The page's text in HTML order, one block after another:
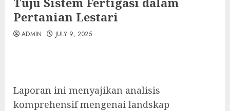
Pertanian Lestari
ADMIN JULY 9, 2025
Laporan ini menyajikan analisis
komprehensif mengenai landskap